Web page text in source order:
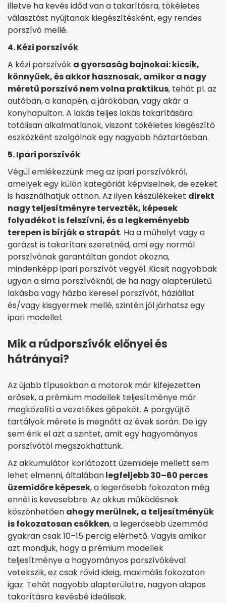
illetve ha kevés időd van a takarításra, tökéletes
választást nyújtanak kiegészítésként, egy rendes
porszívó mellé.
4. Kézi porszívók
A kézi porszívók a gyorsaság bajnokai: kicsik,
könnyűek, és akkor hasznosak, amikor a nagy
méretű porszívó nem volna praktikus, tehát pl. az
autóban, a kanapén, a járókában, vagy akár a
konyhapulton. A lakás teljes lakás takarítására
totálisan alkalmatlanok, viszont tökéletes kiegészítő
eszközként szolgálnak egy nagyobb háztartásban.
5. Ipari porszívók
Végül emlékezzünk meg az ipari porszívókról,
amelyek egy külön kategóriát képviselnek, de ezeket
is használhatjuk otthon. Az ilyen készülékeket direkt
nagy teljesítményre tervezték, képesek
folyadékot is felszívni, és a legkeményebb
terepen is bírják a strapát. Ha a műhelyt vagy a
garázst is takarítani szeretnéd, ami egy normál
porszívónak garantáltan gondot okozna,
mindenképp ipari porszívót vegyél. Kicsit nagyobbak
ugyan a sima porszívóknál, de ha nagy alapterületű
lakásba vagy házba keresel porszívót, háziállat
és/vagy kisgyermek mellé, szintén jól járhatsz egy
ipari modellel.
Mik a rúdporszívók előnyei és
hátrányai?
Az újabb típusokban a motorok már kifejezetten
erősek, a prémium modellek teljesítménye már
megközelíti a vezetékes gépekét. A porgyűjtő
tartályok mérete is megnőtt az évek során. De így
sem érik el azt a szintet, amit egy hagyományos
porszívótól megszokhattunk.
Az akkumulátor korlátozott üzemideje mellett sem
lehet elmenni, általábanlegfeljebb 30–60 perces
üzemidőre képesek, a legerősebb fokozaton még
ennél is kevesebbre. Az akkus működésnek
köszönhetően ahogy merülnek, a teljesítményük
is fokozatosan csökken, a legerősebb üzemmód
gyakran csak 10–15 percig elérhető. Vagyis amikor
azt mondjuk, hogy a prémium modellek
teljesítménye a hagyományos porszívókéval
vetekszik, ez csak rövid ideig, maximális fokozaton
igaz. Tehát nagyobb alapterületre, nagyon alapos
takarításra kevésbé ideálisak.